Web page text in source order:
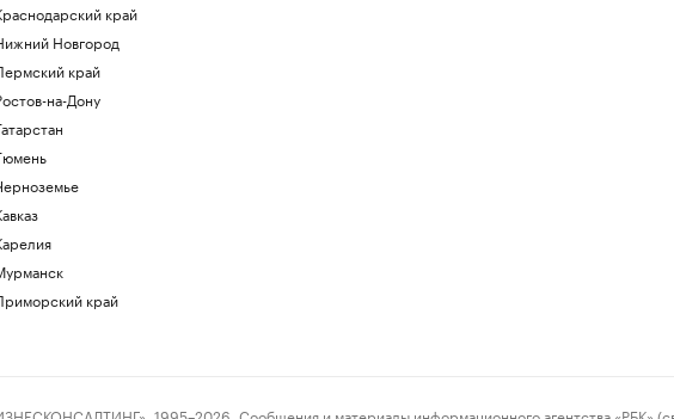
край
Новгород
край
на-Дону
край